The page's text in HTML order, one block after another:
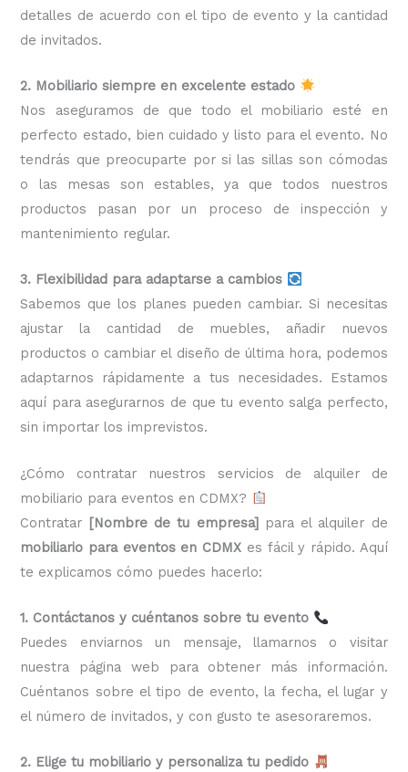
detalles de acuerdo con el tipo de evento y la cantidad
de invitados.
2. Mobiliario siempre en excelente estado
Nos aseguramos de que todo el mobiliario esté en
perfecto estado, bien cuidado y listo para el evento. No
tendrás que preocuparte por si las sillas son cómodas
o las mesas son estables, ya que todos nuestros
productos pasan por un proceso de inspección y
mantenimiento regular.
3. Flexibilidad para adaptarse a cambios
Sabemos que los planes pueden cambiar. Si necesitas
ajustar la cantidad de muebles, añadir nuevos
productos o cambiar el diseño de última hora, podemos
adaptarnos rápidamente a tus necesidades. Estamos
aquí para asegurarnos de que tu evento salga perfecto,
sin importar los imprevistos.
¿Cómo contratar nuestros servicios de alquiler de
mobiliario para eventos en CDMX?
Contratar [Nombre de tu empresa]para el alquiler de
mobiliario para eventos en CDMX es fácil y rápido. Aquí
te explicamos cómo puedes hacerlo:
1. Contáctanos y cuéntanos sobre tu evento
Puedes enviarnos un mensaje, llamarnos o visitar
nuestra página web para obtener más información.
Cuéntanos sobre el tipo de evento, la fecha, el lugar y
el número de invitados, y con gusto te asesoraremos.
2. Elige tu mobiliario y personaliza tu pedido